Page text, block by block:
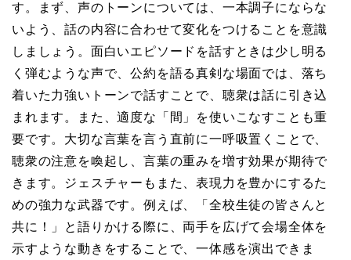
す。まず、声のトーンについては、一本調子にならな
いよう、話の内容に合わせて変化をつけることを意識
しましょう。面白いエピソードを話すときは少し明る
く弾むような声で、公約を語る真剣な場面では、落ち
着いた力強いトーンで話すことで、聴衆は話に引き込
まれます。また、適度な「間」を使いこなすことも重
要です。大切な言葉を言う直前に一呼吸置くことで、
聴衆の注意を喚起し、言葉の重みを増す効果が期待で
きます。ジェスチャーもまた、表現力を豊かにするた
めの強力な武器です。例えば、「全校生徒の皆さんと
共に！」と語りかける際に、両手を広げて会場全体を
示すような動きをすることで、一体感を演出できま